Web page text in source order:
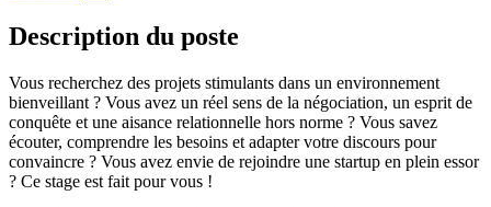
Description du poste
Vous recherchez des projets stimulants dans un environnement
bienveillant ? Vous avez un réel sens de la négociation, un esprit de
conquête et une aisance relationnelle hors norme ? Vous savez
écouter, comprendre les besoins et adapter votre discours pour
convaincre ? Vous avez envie de rejoindre une startup en plein essor
? Ce stage est fait pour vous !